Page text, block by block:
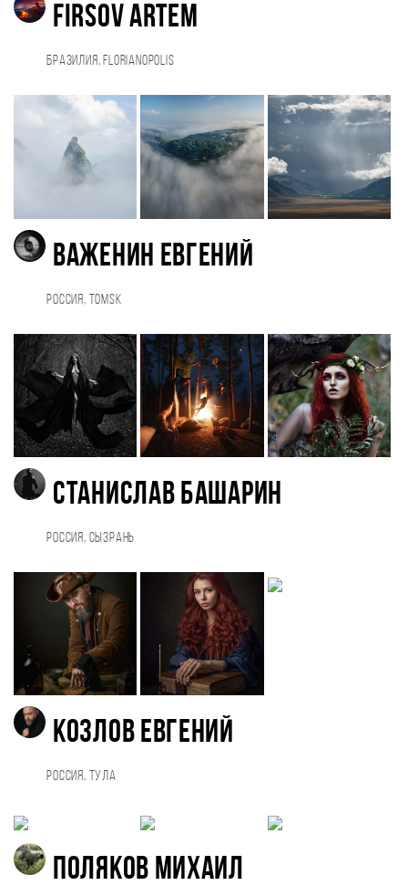
Firsov Artem
Бразилия, Florianopolis
Важенин Евгений
Россия, Tomsk
Станислав Башарин
Россия, Сызрань
Козлов Евгений
Россия, Тула
Поляков Михаил